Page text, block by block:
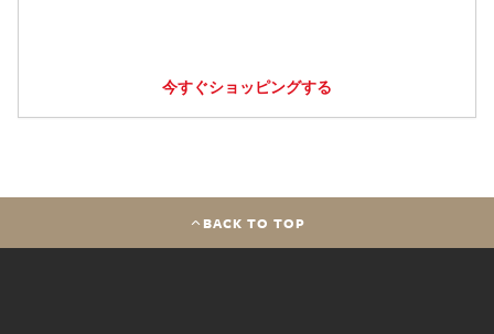
今すぐショッピングする
BACK TO TOP